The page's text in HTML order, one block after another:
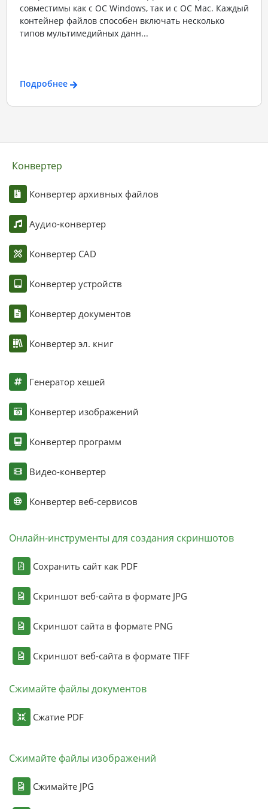
совместимы как с ОС Windows, так и с ОС Mac. Каждый
контейнер файлов способен включать несколько
типов мультимедийных данн...
Подробнее
Конвертер
Конвертер архивных файлов
Аудио-конвертер
Конвертер CAD
Конвертер устройств
Конвертер документов
Конвертер эл. книг
Генератор хешей
Конвертер изображений
Конвертер программ
Видео-конвертер
Конвертер веб-сервисов
Онлайн-инструменты для создания скриншотов
Сохранить сайт как PDF
Скриншот веб-сайта в формате JPG
Скриншот сайта в формате PNG
Скриншот веб-сайта в формате TIFF
Сжимайте файлы документов
Сжатие PDF
Сжимайте файлы изображений
Сжимайте JPG